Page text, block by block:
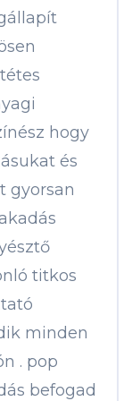
hogy
és
gyorsan
titkos
minden
. pop
befogad